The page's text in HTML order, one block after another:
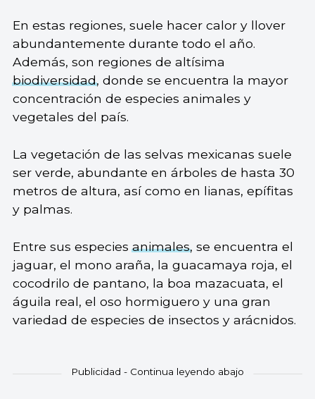
En estas regiones, suele hacer calor y llover
abundantemente durante todo el año.
Además, son regiones de altísima
biodiversidad, donde se encuentra la mayor
concentración de especies animales y
vegetales del país.
La vegetación de las selvas mexicanas suele
ser verde, abundante en árboles de hasta 30
metros de altura, así como en lianas, epífitas
y palmas.
Entre sus especiesanimales, se encuentra el
jaguar, el mono araña, la guacamaya roja, el
cocodrilo de pantano, la boa mazacuata, el
águila real, el oso hormiguero y una gran
variedad de especies de insectos y arácnidos.